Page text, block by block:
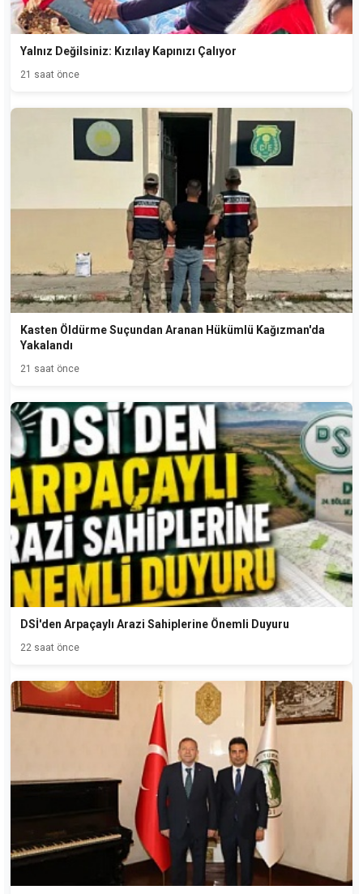
Yalnız Değilsiniz: Kızılay Kapınızı Çalıyor
21 saat önce
Kasten Öldürme Suçundan Aranan Hükümlü Kağızman'da
Yakalandı
21 saat önce
DSİ'den Arpaçaylı Arazi Sahiplerine Önemli Duyuru
22 saat önce